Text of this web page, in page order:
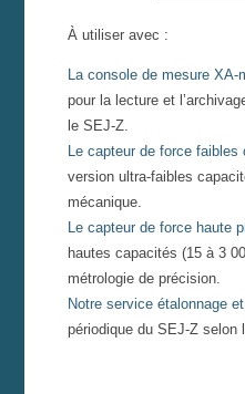
À utiliser avec :
La console de mesure XA-
pour la lecture et
le SEJ-Z.
Le capteur de force faibles
version ultra-faibles
mécanique.
Le capteur de force haute
hautes capacités (15 à 3
métrologie de précision.
Notre service étalonnage
périodique du SEJ-Z selon